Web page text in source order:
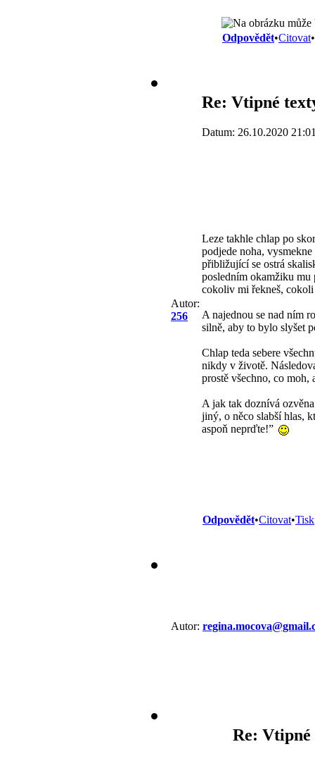
Odpovědět•Citovat•
Autor:
256
Re: Vtipné
Datum: 26.10.2020
Leze takhle chlap po
podjede noha,
přibližující se ostrá
posledním okamžiku mu
cokoliv mi řekneš, cokoli
A najednou se nad ním
silně, aby to bylo slyšet
Chlap teda sebere
nikdy v životě.
prostě všechno, co
A jak tak doznívá
jiný, o něco slabší hlas,
aspoň neprďte!”
Odpovědět•Citovat•Tisk
Autor:
Re: Vtipné